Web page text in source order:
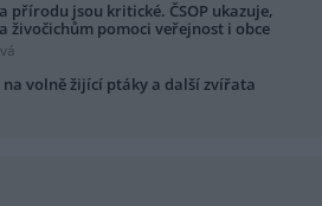
přírodu jsou kritické. ČSOP ukazuje,
živočichům pomoci veřejnost i obce
na volně žijící ptáky a další zvířata